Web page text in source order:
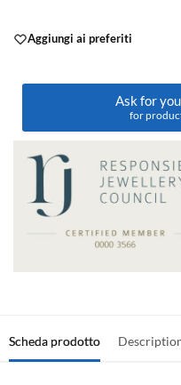
Aggiungi ai preferiti
Ask for
for
Scheda prodotto